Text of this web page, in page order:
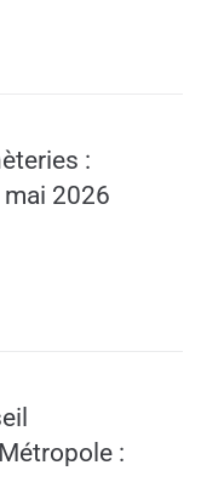
:
2026
: